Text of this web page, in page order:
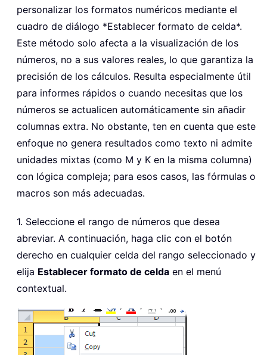
personalizar los formatos numéricos mediante el
cuadro de diálogo *Establecer formato de celda*.
Este método solo afecta a la visualización de los
números, no a sus valores reales, lo que garantiza la
precisión de los cálculos. Resulta especialmente útil
para informes rápidos o cuando necesitas que los
números se actualicen automáticamente sin añadir
columnas extra. No obstante, ten en cuenta que este
enfoque no genera resultados como texto ni admite
unidades mixtas (como M y K en la misma columna)
con lógica compleja; para esos casos, las fórmulas o
macros son más adecuadas.
1. Seleccione el rango de números que desea
abreviar. A continuación, haga clic con el botón
derecho en cualquier celda del rango seleccionado y
elija Establecer formato de celda en el menú
contextual.